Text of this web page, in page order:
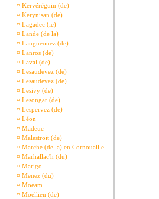
¤ Kervéréguin (de)
¤ Kerynisan (de)
¤ Lagadec (le)
¤ Lande (de la)
¤ Langueouez (de)
¤ Lanros (de)
¤ Laval (de)
¤ Lesaudevez (de)
¤ Lesaudevez (de)
¤ Lesivy (de)
¤ Lesongar (de)
¤ Lespervez (de)
¤ Léon
¤ Madeuc
¤ Malestroit (de)
¤ Marche (de la) en Cornouaille
¤ Marhallac'h (du)
¤ Marigo
¤ Menez (du)
¤ Moeam
¤ Moellien (de)